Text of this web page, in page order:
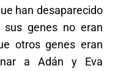
han desaparecido
sus genes no eran
otros genes eran
a Adán y Eva